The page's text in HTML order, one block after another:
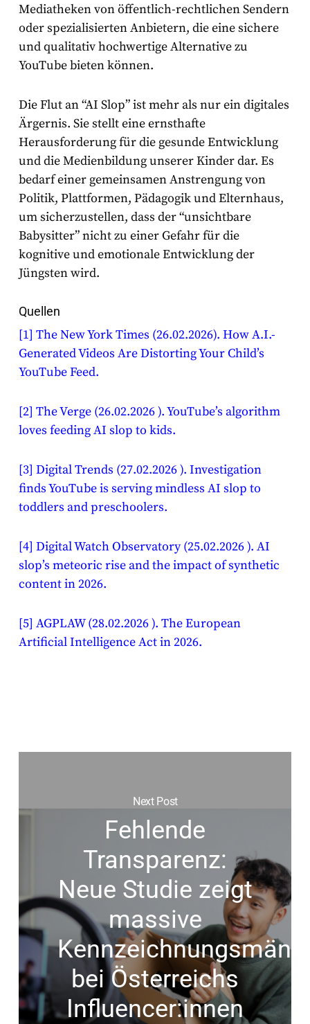
Mediatheken von öffentlich-rechtlichen Sendern
oder spezialisierten Anbietern, die eine sichere
und qualitativ hochwertige Alternative zu
YouTube bieten können.
Die Flut an “AI Slop” ist mehr als nur ein digitales
Ärgernis. Sie stellt eine ernsthafte
Herausforderung für die gesunde Entwicklung
und die Medienbildung unserer Kinder dar. Es
bedarf einer gemeinsamen Anstrengung von
Politik, Plattformen, Pädagogik und Elternhaus,
um sicherzustellen, dass der “unsichtbare
Babysitter” nicht zu einer Gefahr für die
kognitive und emotionale Entwicklung der
Jüngsten wird.
Quellen
[1] The New York Times (26.02.2026). How A.I.-
Generated Videos Are Distorting Your Child’s
YouTube Feed.
[2] The Verge (26.02.2026 ). YouTube’s algorithm
loves feeding AI slop to kids.
[3] Digital Trends (27.02.2026 ). Investigation
finds YouTube is serving mindless AI slop to
toddlers and preschoolers.
[4] Digital Watch Observatory (25.02.2026 ). AI
slop’s meteoric rise and the impact of synthetic
content in 2026.
[5] AGPLAW (28.02.2026 ). The European
Artificial Intelligence Act in 2026.
Next Post
Fehlende
Transparenz:
Neue Studie zeigt
massive
bei Österreichs
Influencer:innen